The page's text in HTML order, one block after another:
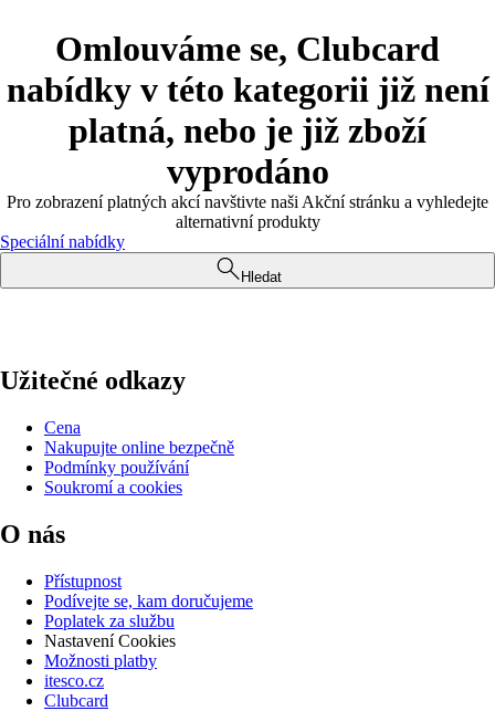
Omlouváme se, Clubcard
nabídky v této kategorii již není
platná, nebo je již zboží
vyprodáno
Pro zobrazení platných akcí navštivte naši Akční stránku a vyhledejte
alternativní produkty
Speciální nabídky
Hledat
Užitečné odkazy
Cena
Nakupujte online bezpečně
Podmínky používání
Soukromí a cookies
O nás
Přístupnost
Podívejte se, kam doručujeme
Poplatek za službu
Nastavení Cookies
Možnosti platby
itesco.cz
Clubcard